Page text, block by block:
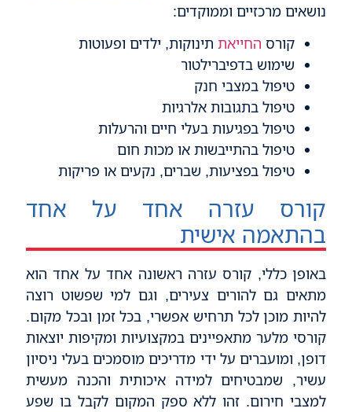
נושאים מרכזיים וממוקדים:
קורס החייאת תינוקות, ילדים ופעוטות
שימוש בדפיברילטור
טיפול במצבי חנק
טיפול בתגובות אלרגיות
טיפול בפגיעות בעלי חיים והרעלות
טיפול בהתייבשות או מכות חום
טיפול בפציעות, שברים, נקעים או פריקות
קורס עזרה אחד על אחד
בהתאמה אישית
באופן כללי, קורס עזרה ראשונה אחד על אחד הוא
מתאים גם להורים צעירים, וגם למי שפשוט רוצה
להיות מוכן לכל תרחיש אפשרי, בכל זמן ובכל מקום.
קורסי מלער מתאפיינים במקצועיות ומקיפות יוצאות
דופן, ומועברים על ידי מדריכים מוסמכים בעלי ניסיון
עשיר, שמבטיחים למידה איכותית והכנה מעשית
למצבי חירום. זהו ללא ספק המקום לקבל בו שפע